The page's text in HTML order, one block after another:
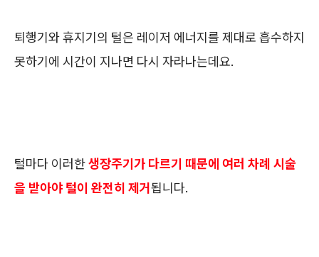
퇴행기와 휴지기의 털은 레이저 에너지를 제대로 흡수하지
못하기에 시간이 지나면 다시 자라나는데요.
털마다 이러한생장주기가 다르기 때문에 여러 차례 시술
을 받아야 털이 완전히 제거됩니다.